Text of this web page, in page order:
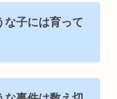
な子には育って